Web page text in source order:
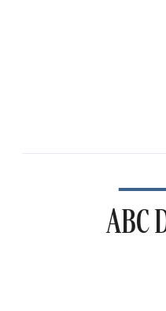
ABC